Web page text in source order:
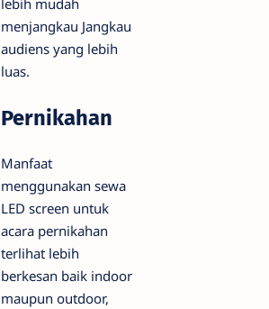
menjangkau Jangkau
audiens yang lebih
luas.
Pernikahan
Manfaat
menggunakan sewa
LED screen untuk
acara pernikahan
terlihat lebih
berkesan baik indoor
maupun outdoor,